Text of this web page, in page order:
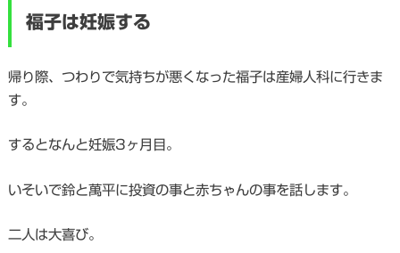
福子は妊娠する
帰り際、つわりで気持ちが悪くなった福子は産婦人科に行きま
す。
するとなんと妊娠3ヶ月目。
いそいで鈴と萬平に投資の事と赤ちゃんの事を話します。
二人は大喜び。